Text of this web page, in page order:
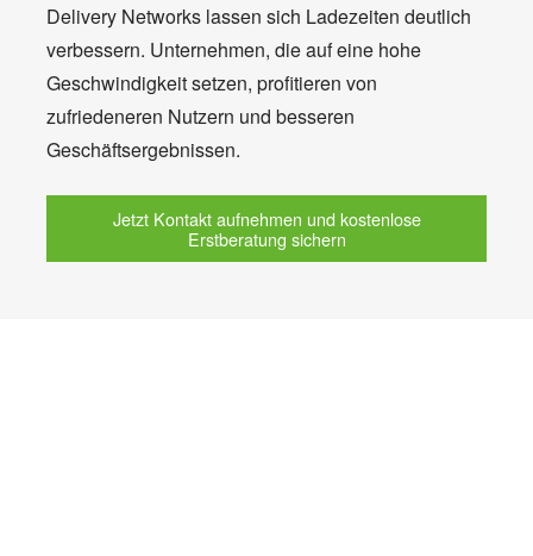
Delivery Networks lassen sich Ladezeiten deutlich
verbessern. Unternehmen, die auf eine hohe
Geschwindigkeit setzen, profitieren von
zufriedeneren Nutzern und besseren
Geschäftsergebnissen.
Jetzt Kontakt aufnehmen und kostenlose
Erstberatung sichern